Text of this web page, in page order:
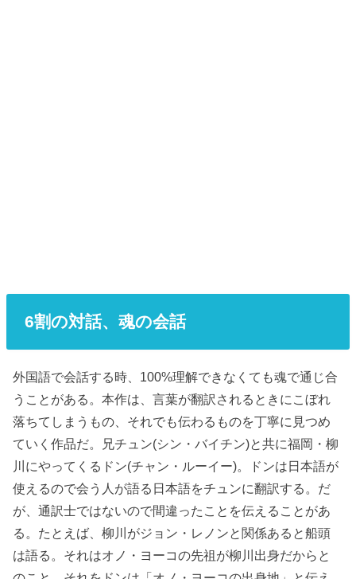
6割の対話、魂の会話
外国語で会話する時、100%理解できなくても魂で通じ合
うことがある。本作は、言葉が翻訳されるときにこぼれ
落ちてしまうもの、それでも伝わるものを丁寧に見つめ
ていく作品だ。兄チュン(シン・バイチン)と共に福岡・柳
川にやってくるドン(チャン・ルーイー)。ドンは日本語が
使えるので会う人が語る日本語をチュンに翻訳する。だ
が、通訳士ではないので間違ったことを伝えることがあ
る。たとえば、柳川がジョン・レノンと関係あると船頭
は語る。それはオノ・ヨーコの先祖が柳川出身だからと